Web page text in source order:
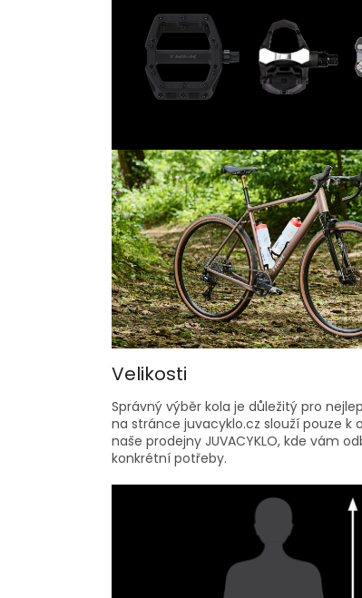
Velikosti
Správný výběr kola je důležitý pro
na stránce juvacyklo.cz slouží pouze k
naše prodejny JUVACYKLO, kde vám
konkrétní potřeby.